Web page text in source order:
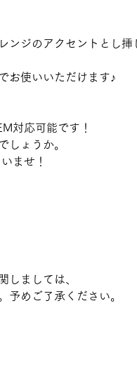
ンジのアクセントとし挿
お使いいただけます♪
対応可能です！
しょうか。
ませ！
しましては、
予めご了承ください。